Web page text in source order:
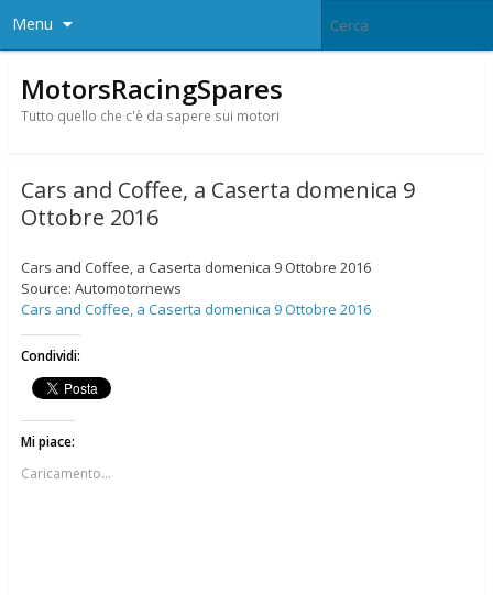
Menu
MotorsRacingSpares
Tutto quello che c'è da sapere sui motori
Cars and Coffee, a Caserta domenica 9
Ottobre 2016
Cars and Coffee, a Caserta domenica 9 Ottobre 2016
Source: Automotornews
Cars and Coffee, a Caserta domenica 9 Ottobre 2016
Condividi:
Mi piace:
Caricamento...